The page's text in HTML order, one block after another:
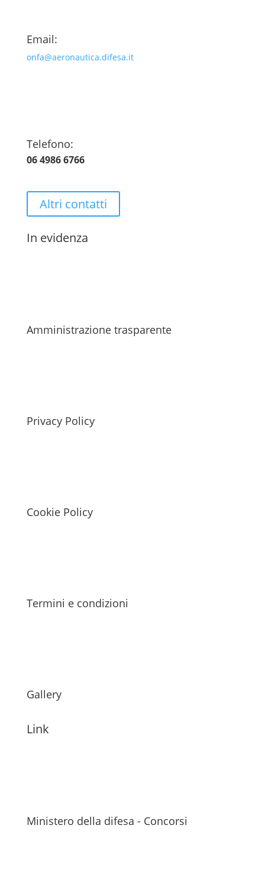
Email:
onfa@aeronautica.difesa.it
Telefono:
06 4986 6766
Altri contatti
In evidenza
Amministrazione trasparente
Privacy Policy
Cookie Policy
Termini e condizioni
Gallery
Link
Ministero della difesa - Concorsi